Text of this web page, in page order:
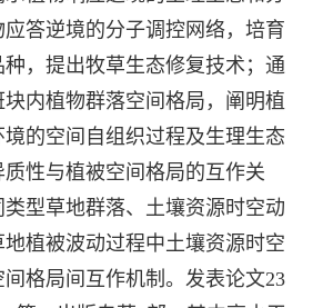
答逆境的分子调控网络，培育
，提出牧草生态修复技术；通
内植物群落空间格局，阐明植
的空间自组织过程及生理生态
性与植被空间格局的互作关
型草地群落、土壤资源时空动
植被波动过程中土壤资源时空
格局间互作机制。发表论文23